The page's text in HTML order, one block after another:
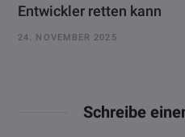
Entwickler retten kann
24. NOVEMBER 2025
Schreibe